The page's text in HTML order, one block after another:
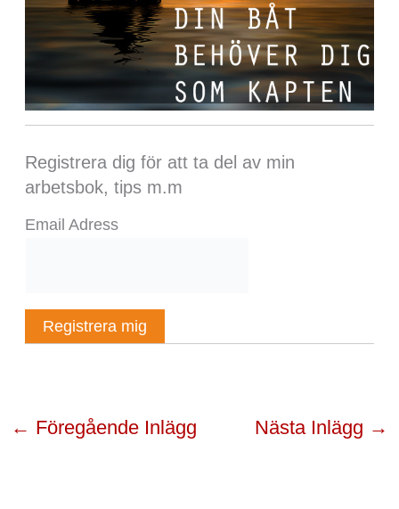
Registrera dig för att ta del av min
arbetsbok, tips m.m
Email Adress
← Föregående Inlägg Nästa Inlägg →